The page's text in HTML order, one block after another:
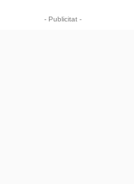
- Publicitat -